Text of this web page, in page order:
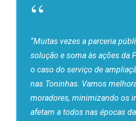
“Muitas vezes a parceria
solução e soma às ações da
o caso do serviço de
nas Toninhas. Vamos
moradores, minimizando os
afetam a todos nas épocas